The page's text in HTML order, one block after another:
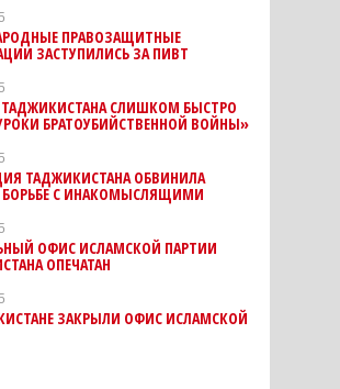
ПРАВОЗАЩИТНЫЕ
ЗАСТУПИЛИСЬ ЗА ПИВТ
ТАДЖИКИСТАНА СЛИШКОМ БЫСТРО
БРАТОУБИЙСТВЕННОЙ ВОЙНЫ»
ТАДЖИКИСТАНА ОБВИНИЛА
БОРЬБЕ С ИНАКОМЫСЛЯЩИМИ
ОФИС ИСЛАМСКОЙ ПАРТИИ
ОПЕЧАТАН
ЗАКРЫЛИ ОФИС ИСЛАМСКОЙ